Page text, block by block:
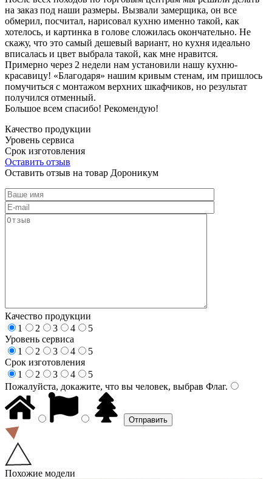
на заказ под наши размеры. Вызвали замерщика, он все
обмерил, посчитал, нарисовал кухню именно такой, как
хотелось, и картинка в голове сложилась окончательно. Не
скажу, что это самый дешевый вариант, но кухня идеально
вписалась и цвет выбрала такой, как мне нравится.
Примерно через 2 недели нам установили нашу кухню-
красавицу! «Благодаря» нашим кривым стенам, им пришлось
помучиться с монтажом верхних шкафчиков, но результат
получился отменный.
Большое всем спасибо! Рекомендую!
Качество продукции
Уровень сервиса
Срок изготовления
Оставить отзыв
Оставить отзыв на товар Дороникум
Качество продукции
1
2 3 4
5
Уровень сервиса
1
2 3 4
5
Срок изготовления
1
2 3 4
5
Пожалуйста, докажите, что вы человек, выбрав Флаг.
Похожие модели